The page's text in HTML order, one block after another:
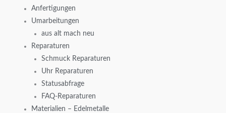
Anfertigungen
Umarbeitungen
aus alt mach neu
Reparaturen
Schmuck Reparaturen
Uhr Reparaturen
Statusabfrage
FAQ-Reparaturen
Materialien – Edelmetalle